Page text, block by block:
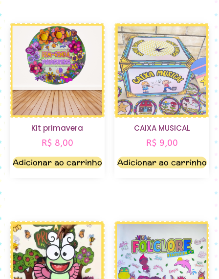
Kit primavera
R$ 8,00
Adicionar ao carrinho
CAIXA MUSICAL
R$ 9,00
Adicionar ao carrinho